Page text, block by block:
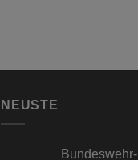
NEUSTE
Bundeswehr-